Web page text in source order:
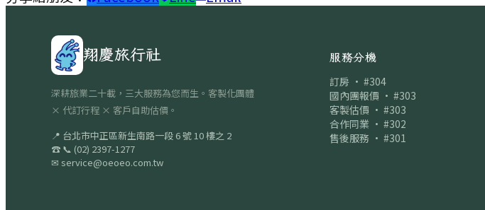
翔慶旅行社
深耕旅業二十載，三大服務為您而生。客製化團體
× 代訂行程 × 客戶自助估價。
📍 台北市中正區新生南路一段 6 號 10 樓之 2
☎ 📞 (02) 2397-1277
✉ service@oeoeo.com.tw
服務分機
訂房 · #304
國內團報價 · #303
客製估價 · #303
合作同業 · #302
售後服務 · #301